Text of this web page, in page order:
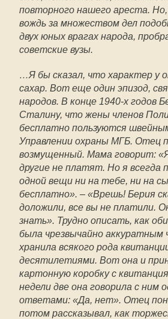
повторного нашего ареста. Но,
вождь за множеством дел
двух юных врагах народа,
советские вузы.
…Я бы сказал, что характер у
сахар. Вот еще один эпизод,
народов. В конце 1940-х годов
Сталину, что жены членов
бесплатно пользуются
Управлении охраны МГБ. Отец
возмущенный. Мама говорит:
другие не платят. Но я всегда
одной вещи ни на тебе, ни на
бесплатно». – «Врешь! Берия
доложили, все вы не платили.
знать». Трудно описать, как
была чрезвычайно аккуратным
хранила всякого рода
десятилетиями. Вот она и
картонную коробку с
недели две она говорила с ним
ответами: «Да, нет». Отец
потом рассказывал, как